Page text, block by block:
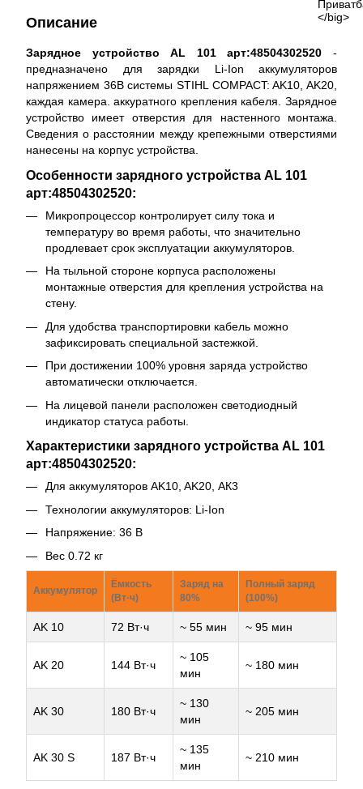
Описание
Зарядное устройство AL 101 арт:48504302520 -
предназначено для зарядки Li-Ion аккумуляторов
напряжением 36B системы STIHL COMPACT: AK10, AK20,
каждая камера. аккуратного крепления кабеля. Зарядное
устройство имеет отверстия для настенного монтажа.
Сведения о расстоянии между крепежными отверстиями
нанесены на корпус устройства.
Особенности зарядного устройства AL 101
арт:48504302520:
Микропроцессор контролирует силу тока и
температуру во время работы, что значительно
продлевает срок эксплуатации аккумуляторов.
На тыльной стороне корпуса расположены
монтажные отверстия для крепления устройства на
стену.
Для удобства транспортировки кабель можно
зафиксировать специальной застежкой.
При достижении 100% уровня заряда устройство
автоматически отключается.
На лицевой панели расположен светодиодный
индикатор статуса работы.
Характеристики зарядного устройства AL 101
арт:48504302520:
Для аккумуляторов AK10, AK20, АК3
Технологии аккумуляторов: Li-Ion
Напряжение: 36 В
Вес 0.72 кг
Аккумулятор
Ёмкость
(Вт·ч)
Заряд на
80%
Полный заряд
(100%)
AK 10 72 Вт·ч ~ 55 мин ~ 95 мин
AK 20 144 Вт·ч
~ 105
мин
~ 180 мин
AK 30 180 Вт·ч
~ 130
мин
~ 205 мин
AK 30 S 187 Вт·ч
~ 135
мин
~ 210 мин